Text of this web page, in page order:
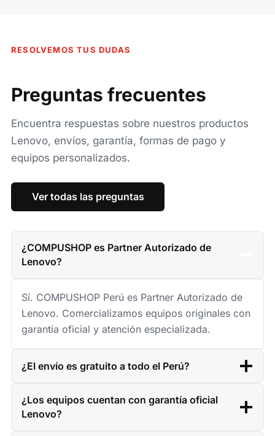
RESOLVEMOS TUS DUDAS
Preguntas frecuentes
Encuentra respuestas sobre nuestros productos
Lenovo, envíos, garantía, formas de pago y
equipos personalizados.
Ver todas las preguntas
¿COMPUSHOP es Partner Autorizado de
Lenovo?
Sí. COMPUSHOP Perú es Partner Autorizado de
Lenovo. Comercializamos equipos originales con
garantía oficial y atención especializada.
¿El envío es gratuito a todo el Perú?
¿Los equipos cuentan con garantía oficial
Lenovo?